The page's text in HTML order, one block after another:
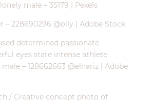
male – 35179 | Pexels
– 228690296 @olly | Adobe Stock
determined passionate
eyes stare intense athlete
– 128662663 @elnariz | Adobe
/ Creative concept photo of